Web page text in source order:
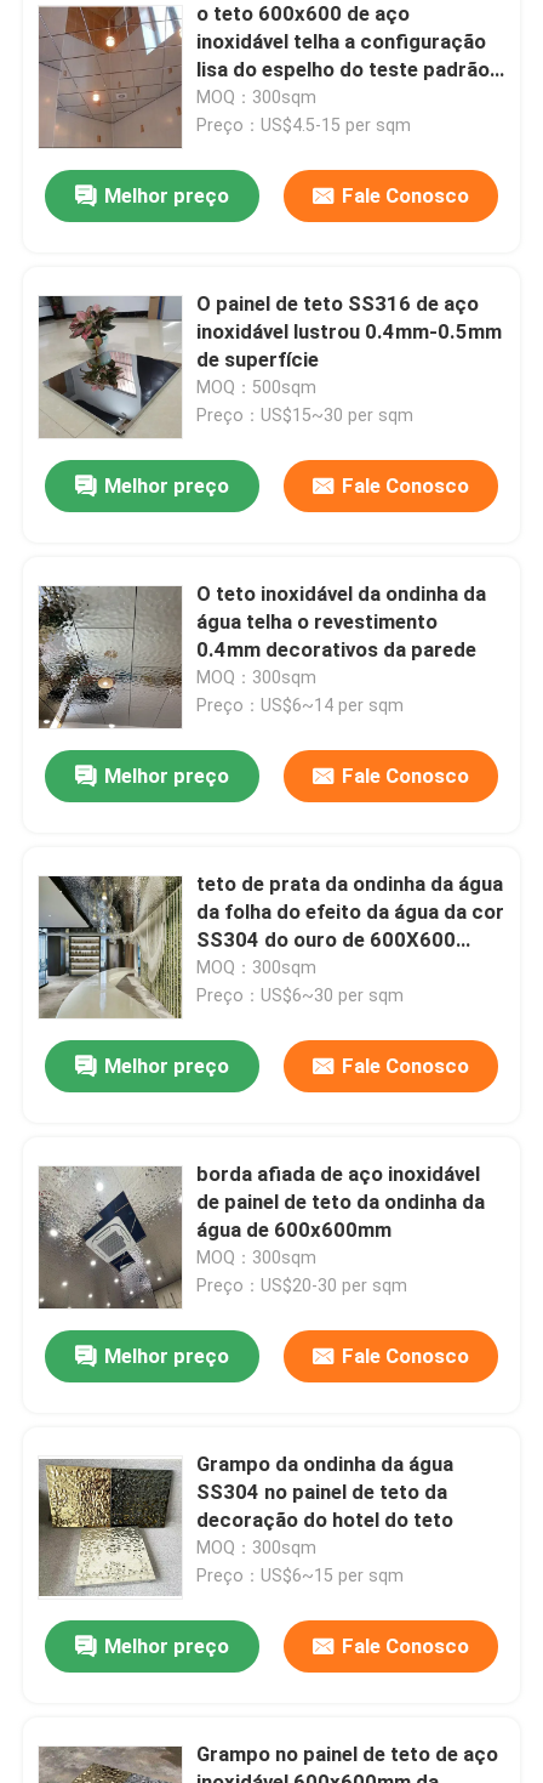
Lar
Vídeos
Sobre Nós
Visita à fábrica
Controle de Qualidade
Contacte-nos
Notícias
Solicite uma cotação
o teto 600x600 de aço
inoxidável telha a configuração
lisa do espelho do teste padrão
na telha acústica do teto
MOQ：300sqm
Preço：US$4.5-15 per sqm
Melhor preço Fale Conosco
O painel de teto SS316 de aço
inoxidável lustrou 0.4mm-0.5mm
de superfície
MOQ：500sqm
Preço：US$15~30 per sqm
Melhor preço Fale Conosco
O teto inoxidável da ondinha da
água telha o revestimento
0.4mm decorativos da parede
MOQ：300sqm
Preço：US$6~14 per sqm
Melhor preço Fale Conosco
teto de prata da ondinha da água
da folha do efeito da água da cor
SS304 do ouro de 600X600
0.6mm
MOQ：300sqm
Preço：US$6~30 per sqm
Melhor preço Fale Conosco
borda afiada de aço inoxidável
de painel de teto da ondinha da
água de 600x600mm
MOQ：300sqm
Preço：US$20-30 per sqm
Melhor preço Fale Conosco
Grampo da ondinha da água
SS304 no painel de teto da
decoração do hotel do teto
MOQ：300sqm
Preço：US$6~15 per sqm
Melhor preço Fale Conosco
Grampo no painel de teto de aço